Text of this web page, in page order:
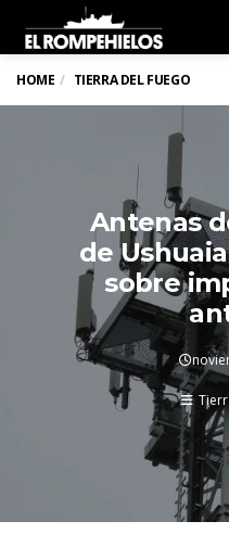
HOME TIERRA DEL FUEGO
Antenas
de
sobre